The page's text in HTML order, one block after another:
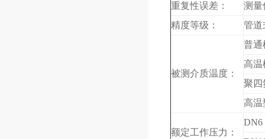
重复性误差：
测量
精度等级：
管道
被测介质温度：
普通
高温
聚四
高温
额定工作压力：
DN6